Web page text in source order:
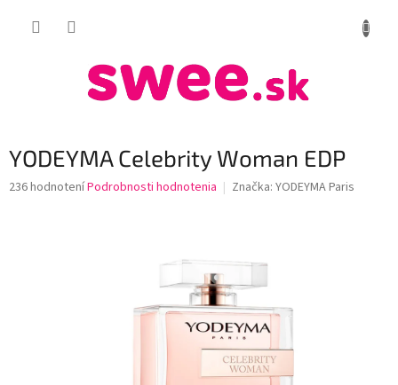
YODEYMA Celebrity Woman EDP
Priemerné
236 hodnoteníPodrobnosti hodnotenia Značka: YODEYMA Paris